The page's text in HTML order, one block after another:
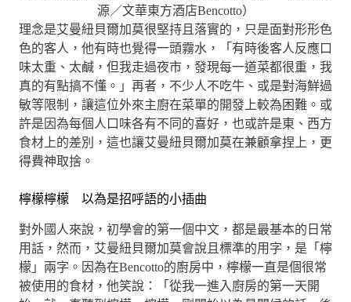
源／文華東方酒店Bencotto）
理念是艾曼紐貝爾加莫很堅持且落實的，只是面對形形色
色的客人，他有時也覺得一頭霧水，「有時後客人反應口
味太重、太鹹，但我走過夜市，發現每一道菜都很重，我
真的有點搞不懂。」再者，不少人不吃牛、或是對海鮮過
敏等限制，讓這位外來主廚在菜單的開發上較為困難。或
許是因為每個人口味各有不同的喜好，也或許是東、西方
食材上的差別，這也讓艾曼紐貝爾加莫在兼顧拿捏上，更
得費神取捨。
檸檬檸檬 以為是招呼語的小插曲
對外國人來說，初學會的第一個中文，都是最基本的日常
用話，然而，艾曼紐貝爾加莫會說且標準的用字，是「檸
檬」兩字。因為在Bencotto的廚房中，檸檬一直是個很常
被使用的食材，他笑說：「從我一進入廚房的第一天開